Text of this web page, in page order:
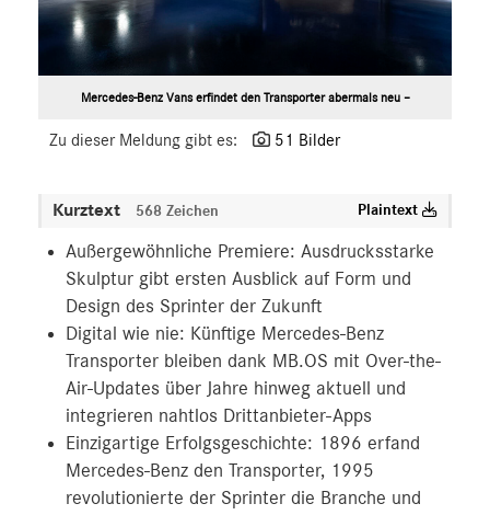
Mercedes-Benz Vans erfindet den Transporter abermals neu –
Zu dieser Meldung gibt es: 51 Bilder
Kurztext 568 Zeichen Plaintext
Außergewöhnliche Premiere: Ausdrucksstarke
Skulptur gibt ersten Ausblick auf Form und
Design des Sprinter der Zukunft
Digital wie nie: Künftige Mercedes-Benz
Transporter bleiben dank MB.OS mit Over-the-
Air-Updates über Jahre hinweg aktuell und
integrieren nahtlos Drittanbieter-Apps
Einzigartige Erfolgsgeschichte: 1896 erfand
Mercedes-Benz den Transporter, 1995
revolutionierte der Sprinter die Branche und